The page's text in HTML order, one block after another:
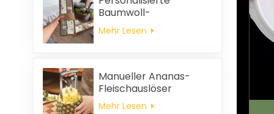
Baumwoll-
Hochzeitsgeschenke
und
Servietten und
Putzlappen-
Mehr Lesen
Manueller Ananas-
Fleischauslöser
Mehr Lesen